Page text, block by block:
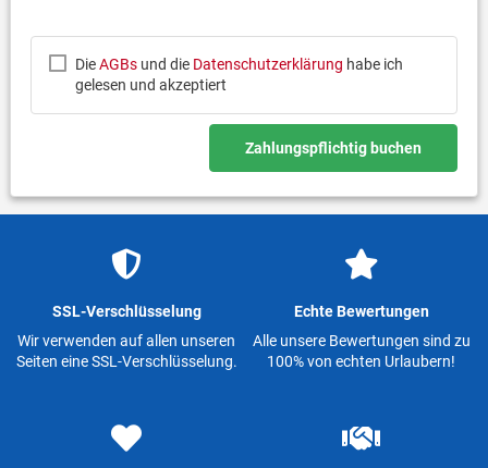
DieAGBsund die Datenschutzerklärung habe ich
gelesen und akzeptiert
Zahlungspflichtig buchen
SSL-Verschlüsselung
Wir verwenden auf allen unseren
Seiten eine SSL-Verschlüsselung.
Echte Bewertungen
Alle unsere Bewertungen sind zu
100% von echten Urlaubern!